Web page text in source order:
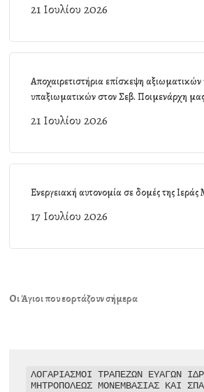
21 Ιουλίου 2026
Αποχαιρετιστήρια επίσκεψη αξιωματικών
υπαξιωματικών στον Σεβ. Ποιμενάρχη μας
21 Ιουλίου 2026
Ενεργειακή αυτονομία σε δομές της
17 Ιουλίου 2026
Οι Άγιοι που εορτάζουν σήμερα
ΛΟΓΑΡΙΑΣΜΟΙ ΤΡΑΠΕΖΩΝ ΕΥΑΓΩΝ
ΜΗΤΡΟΠΟΛΕΩΣ ΜΟΝΕΜΒΑΣΙΑΣ ΚΑΙ